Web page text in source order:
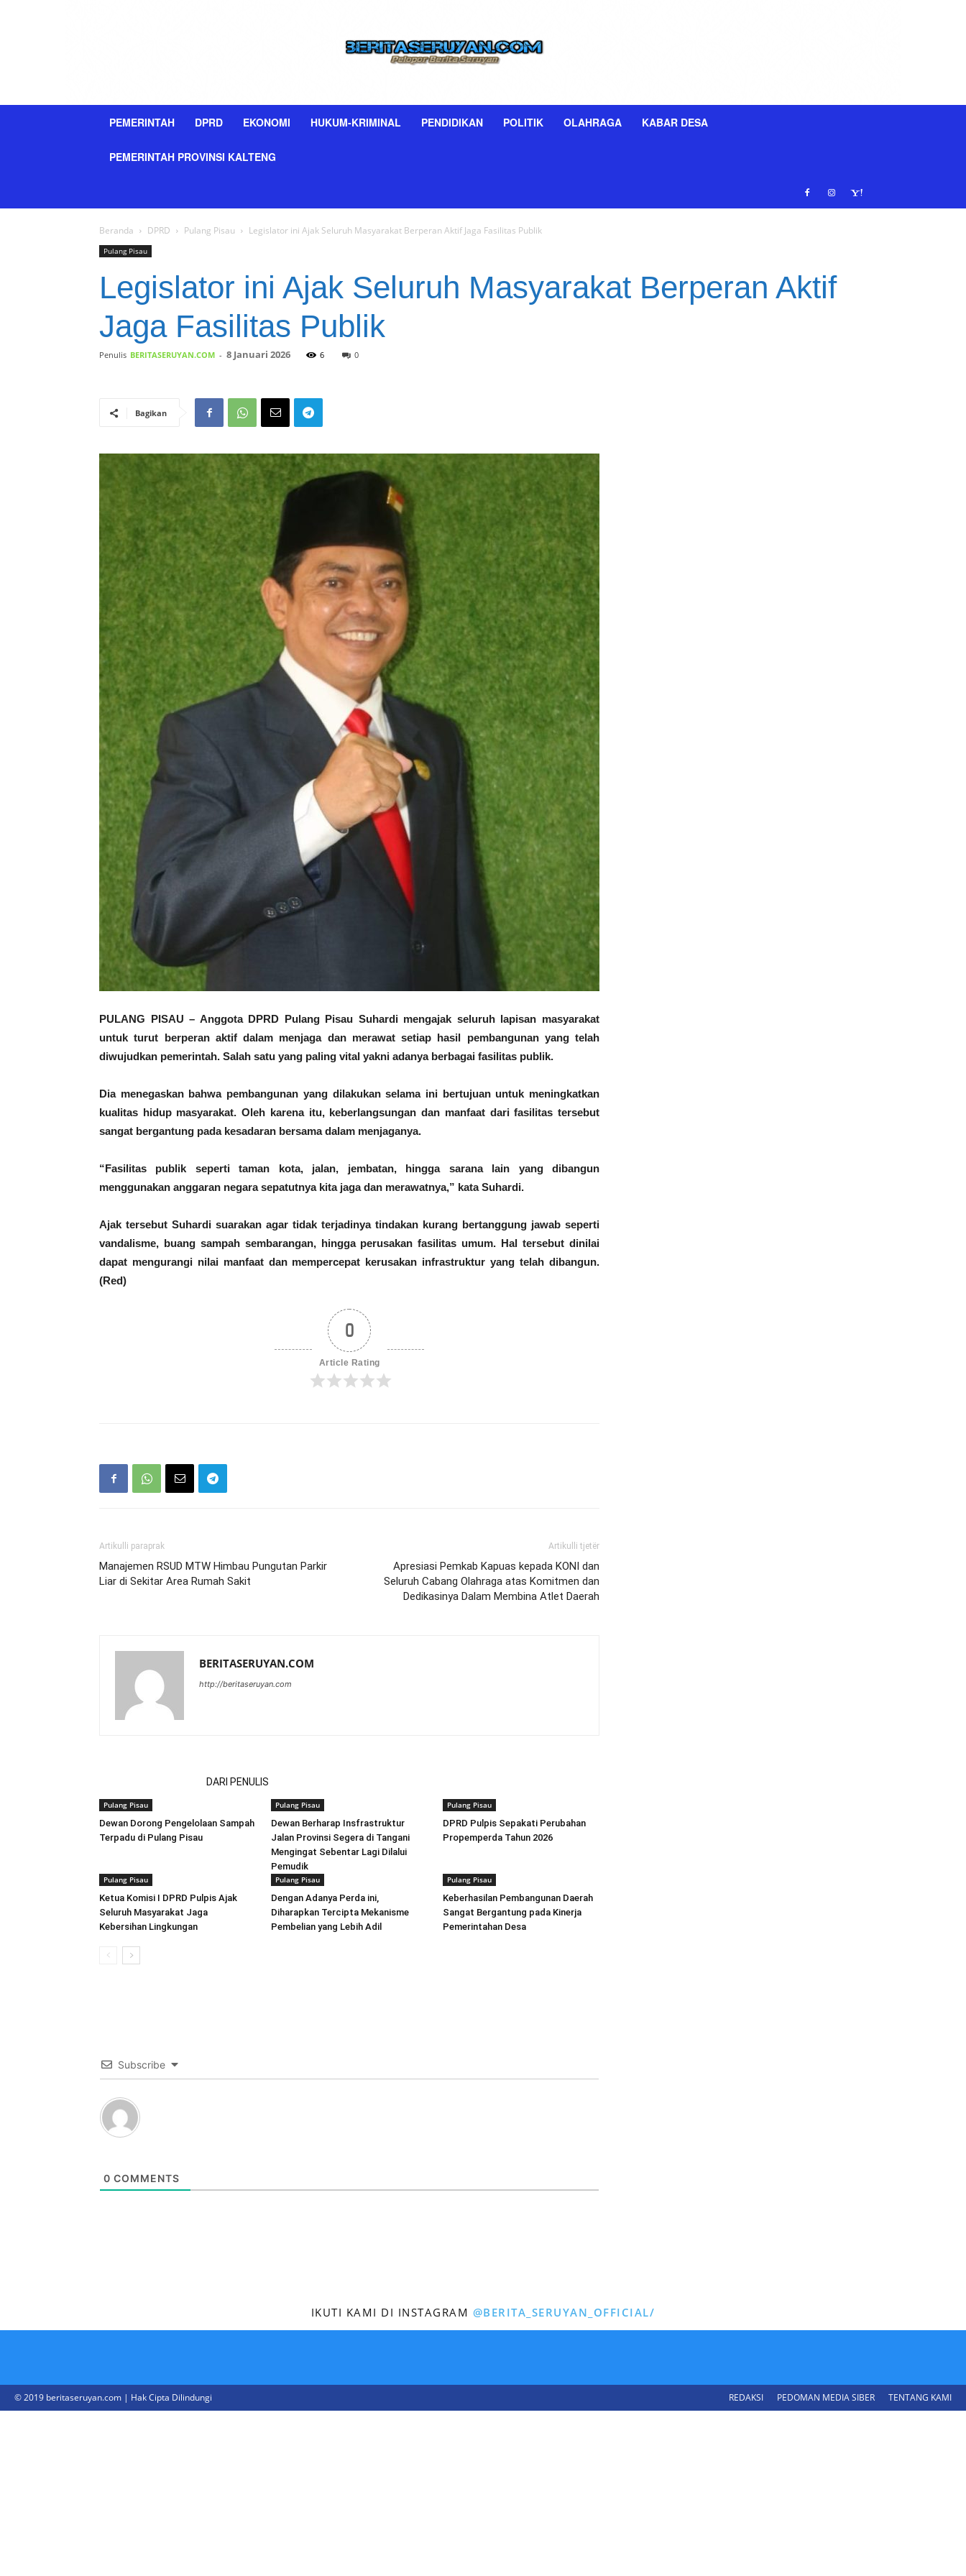
PEMERINTAH DPRD EKONOMI HUKUM-KRIMINAL PENDIDIKAN POLITIK OLAHRAGA KABAR DESA
PEMERINTAH PROVINSI KALTENG
Beranda DPRD Pulang Pisau Legislator ini Ajak Seluruh Masyarakat Berperan Aktif Jaga Fasilitas Publik
Pulang Pisau
Legislator ini Ajak Seluruh Masyarakat Berperan Aktif
Jaga Fasilitas Publik
Penulis BERITASERUYAN.COM - 8 Januari 2026 6 0
Bagikan
PULANG PISAU – Anggota DPRD Pulang Pisau Suhardi mengajak seluruh lapisan masyarakat
untuk turut berperan aktif dalam menjaga dan merawat setiap hasil pembangunan yang telah
diwujudkan pemerintah. Salah satu yang paling vital yakni adanya berbagai fasilitas publik.
Dia menegaskan bahwa pembangunan yang dilakukan selama ini bertujuan untuk meningkatkan
kualitas hidup masyarakat. Oleh karena itu, keberlangsungan dan manfaat dari fasilitas tersebut
sangat bergantung pada kesadaran bersama dalam menjaganya.
“Fasilitas publik seperti taman kota, jalan, jembatan, hingga sarana lain yang dibangun
menggunakan anggaran negara sepatutnya kita jaga dan merawatnya,” kata Suhardi.
Ajak tersebut Suhardi suarakan agar tidak terjadinya tindakan kurang bertanggung jawab seperti
vandalisme, buang sampah sembarangan, hingga perusakan fasilitas umum. Hal tersebut dinilai
dapat mengurangi nilai manfaat dan mempercepat kerusakan infrastruktur yang telah dibangun.
(Red)
0
Article Rating
Artikulli paraprak
Manajemen RSUD MTW Himbau Pungutan Parkir
Liar di Sekitar Area Rumah Sakit
Artikulli tjetër
Apresiasi Pemkab Kapuas kepada KONI dan
Seluruh Cabang Olahraga atas Komitmen dan
Dedikasinya Dalam Membina Atlet Daerah
BERITASERUYAN.COM
http://beritaseruyan.com
DARI PENULIS
Pulang Pisau
Dewan Dorong Pengelolaan Sampah
Terpadu di Pulang Pisau
Pulang Pisau
Dewan Berharap Insfrastruktur
Jalan Provinsi Segera di Tangani
Mengingat Sebentar Lagi Dilalui
Pemudik
Pulang Pisau
DPRD Pulpis Sepakati Perubahan
Propemperda Tahun 2026
Pulang Pisau
Ketua Komisi I DPRD Pulpis Ajak
Seluruh Masyarakat Jaga
Kebersihan Lingkungan
Pulang Pisau
Dengan Adanya Perda ini,
Diharapkan Tercipta Mekanisme
Pembelian yang Lebih Adil
Pulang Pisau
Keberhasilan Pembangunan Daerah
Sangat Bergantung pada Kinerja
Pemerintahan Desa
Subscribe
0 COMMENTS
IKUTI KAMI DI INSTAGRAM @BERITA_SERUYAN_OFFICIAL/
REDAKSI PEDOMAN MEDIA SIBER TENTANG KAMI
© 2019 beritaseruyan.com | Hak Cipta Dilindungi